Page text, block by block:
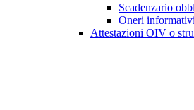
Scadenzario
Oneri
Attestazioni OIV o